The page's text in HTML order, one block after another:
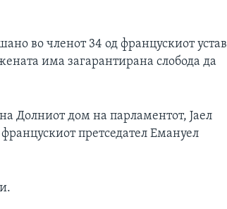
во членот 34 од францускиот устав
има загарантирана слобода да
Долниот дом на парламентот, Јаел
претседател Емануел